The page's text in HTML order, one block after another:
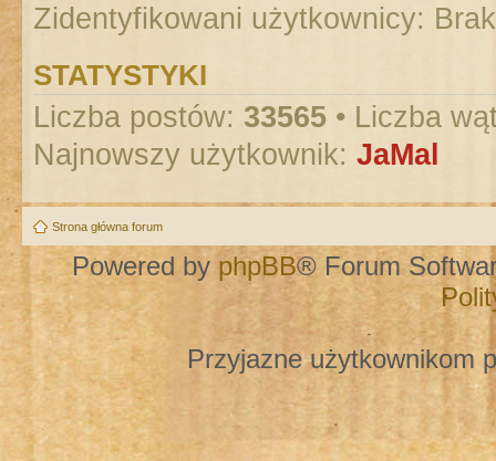
Zidentyfikowani użytkownicy:
STATYSTYKI
Liczba postów: 33565 • Liczba
Najnowszy użytkownik: JaMal
Strona główna forum
Powered by phpBB® Forum
Przyjazne użytkownikom